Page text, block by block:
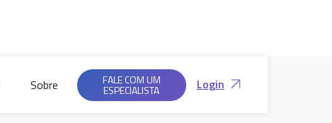
Sobre FALE COM UM
ESPECIALISTA Login